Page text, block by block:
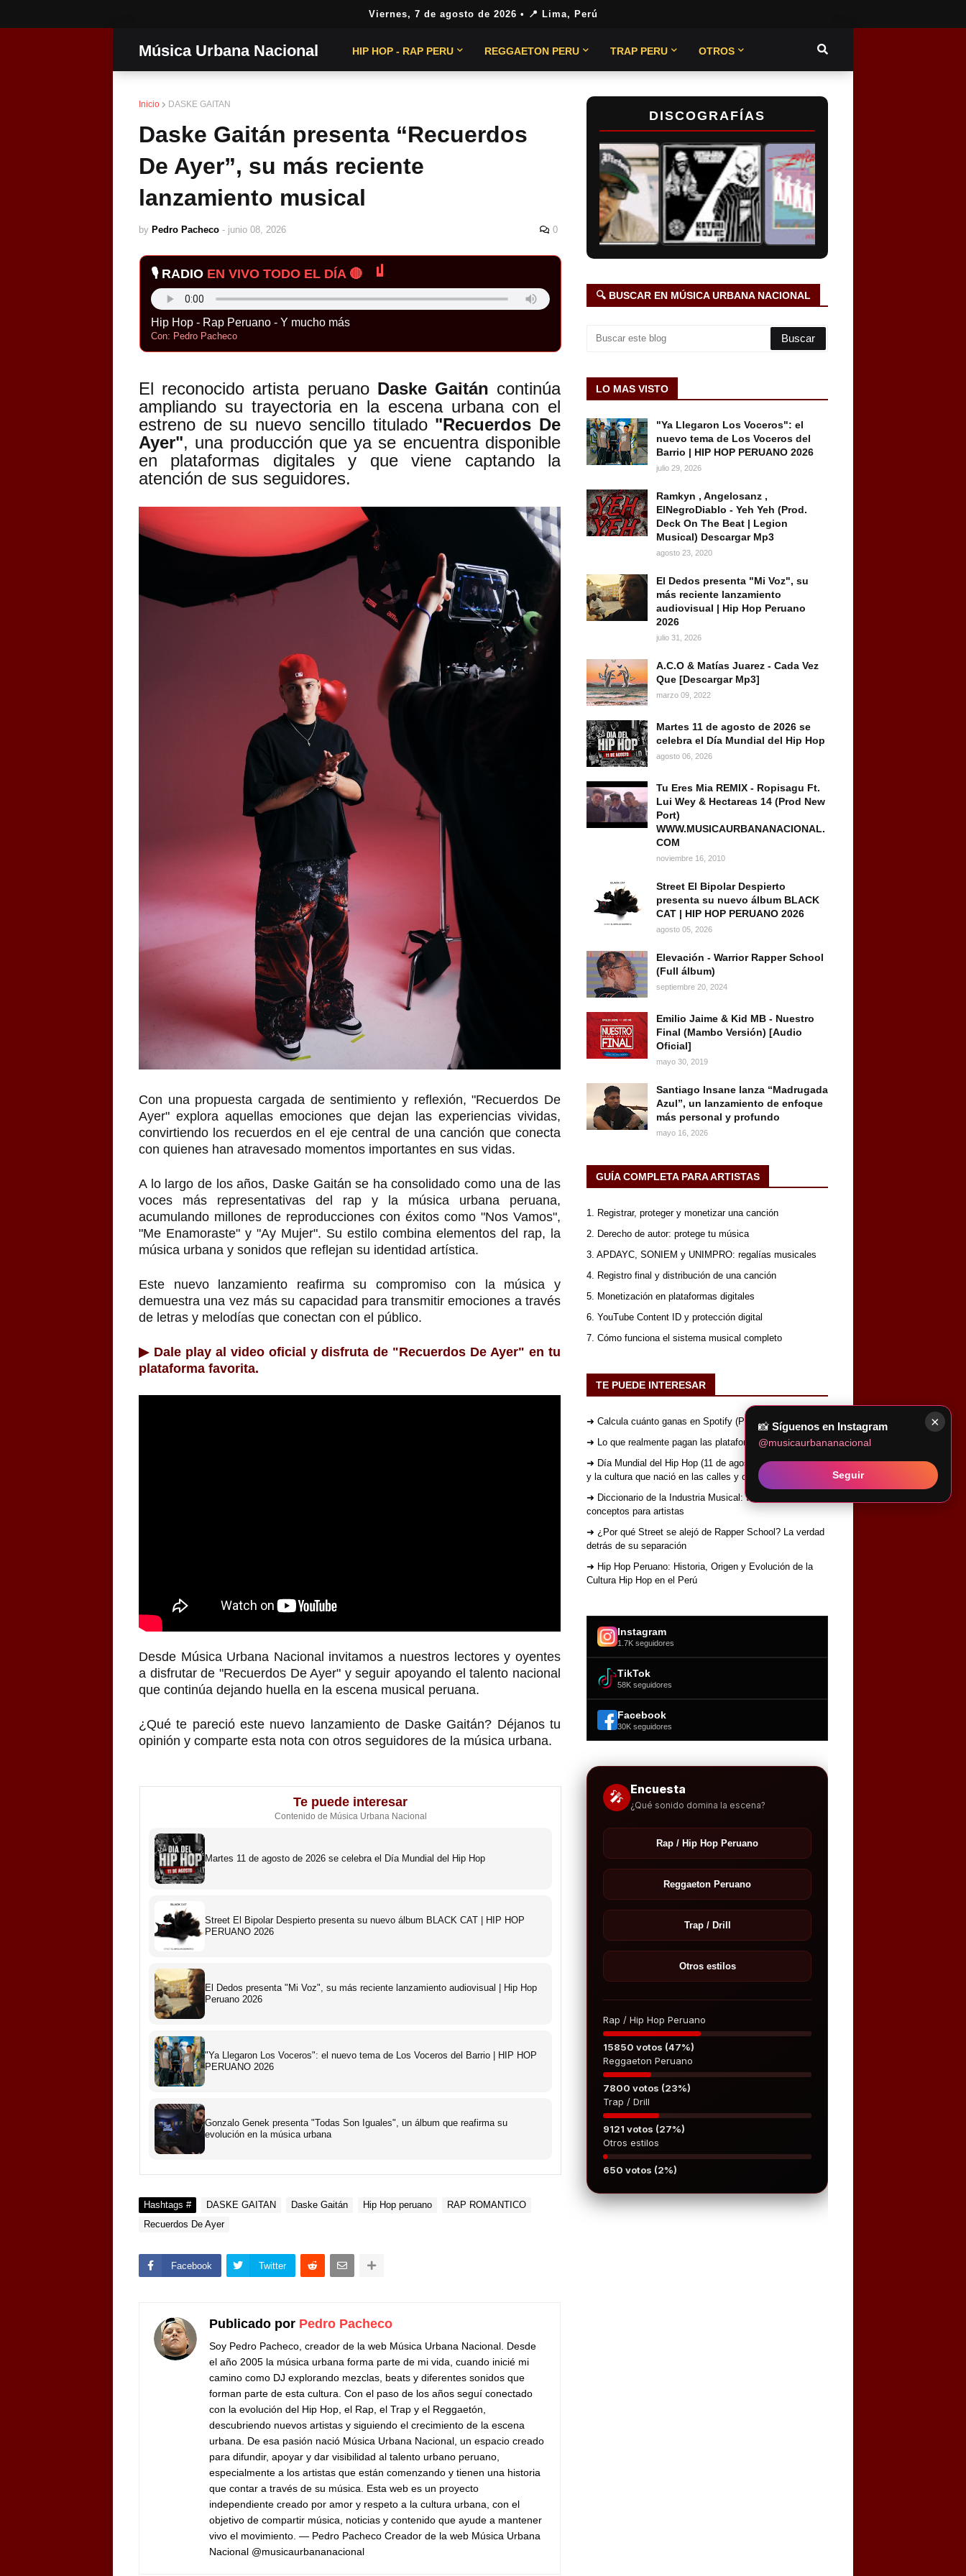
Viernes, 7 de agosto de 2026 • 📍 Lima, Perú
Música Urbana Nacional HIP HOP - RAP PERU REGGAETON PERU TRAP PERU OTROS
Inicio DASKE GAITAN
Daske Gaitán presenta “Recuerdos
De Ayer”, su más reciente
lanzamiento musical
by Pedro Pacheco - junio 08, 2026 0
🎙️ RADIO EN VIVO TODO EL DÍA 🔴
Hip Hop - Rap Peruano - Y mucho más
Con: Pedro Pacheco
El reconocido artista peruano Daske Gaitán continúa
ampliando su trayectoria en la escena urbana con el
estreno de su nuevo sencillo titulado "Recuerdos De
Ayer", una producción que ya se encuentra disponible
en plataformas digitales y que viene captando la
atención de sus seguidores.
Con una propuesta cargada de sentimiento y reflexión, "Recuerdos De
Ayer" explora aquellas emociones que dejan las experiencias vividas,
convirtiendo los recuerdos en el eje central de una canción que conecta
con quienes han atravesado momentos importantes en sus vidas.
A lo largo de los años, Daske Gaitán se ha consolidado como una de las
voces más representativas del rap y la música urbana peruana,
acumulando millones de reproducciones con éxitos como "Nos Vamos",
"Me Enamoraste" y "Ay Mujer". Su estilo combina elementos del rap, la
música urbana y sonidos que reflejan su identidad artística.
Este nuevo lanzamiento reafirma su compromiso con la música y
demuestra una vez más su capacidad para transmitir emociones a través
de letras y melodías que conectan con el público.
▶ Dale play al video oficial y disfruta de "Recuerdos De Ayer" en tu
plataforma favorita.
Desde Música Urbana Nacional invitamos a nuestros lectores y oyentes
a disfrutar de "Recuerdos De Ayer" y seguir apoyando el talento nacional
que continúa dejando huella en la escena musical peruana.
¿Qué te pareció este nuevo lanzamiento de Daske Gaitán? Déjanos tu
opinión y comparte esta nota con otros seguidores de la música urbana.
Te puede interesar
Contenido de Música Urbana Nacional
Martes 11 de agosto de 2026 se celebra el Día Mundial del Hip Hop
Street El Bipolar Despierto presenta su nuevo álbum BLACK CAT | HIP HOP
PERUANO 2026
El Dedos presenta "Mi Voz", su más reciente lanzamiento audiovisual | Hip Hop
Peruano 2026
"Ya Llegaron Los Voceros": el nuevo tema de Los Voceros del Barrio | HIP HOP
PERUANO 2026
Gonzalo Genek presenta "Todas Son Iguales", un álbum que reafirma su
evolución en la música urbana
Hashtags # DASKE GAITAN Daske Gaitán Hip Hop peruano
RAP ROMANTICO
Recuerdos De Ayer
Facebook Twitter
Publicado por Pedro Pacheco
Soy Pedro Pacheco, creador de la web Música Urbana Nacional. Desde
el año 2005 la música urbana forma parte de mi vida, cuando inicié mi
camino como DJ explorando mezclas, beats y diferentes sonidos que
forman parte de esta cultura. Con el paso de los años seguí conectado
con la evolución del Hip Hop, el Rap, el Trap y el Reggaetón,
descubriendo nuevos artistas y siguiendo el crecimiento de la escena
urbana. De esa pasión nació Música Urbana Nacional, un espacio creado
para difundir, apoyar y dar visibilidad al talento urbano peruano,
especialmente a los artistas que están comenzando y tienen una historia
que contar a través de su música. Esta web es un proyecto
independiente creado por amor y respeto a la cultura urbana, con el
objetivo de compartir música, noticias y contenido que ayude a mantener
vivo el movimiento. — Pedro Pacheco Creador de la web Música Urbana
Nacional @musicaurbananacional
DISCOGRAFÍAS
🔍 BUSCAR EN MÚSICA URBANA NACIONAL
LO MAS VISTO
"Ya Llegaron Los Voceros": el
nuevo tema de Los Voceros del
Barrio | HIP HOP PERUANO 2026
julio 29, 2026
Ramkyn , Angelosanz ,
ElNegroDiablo - Yeh Yeh (Prod.
Deck On The Beat | Legion
Musical) Descargar Mp3
agosto 23, 2020
El Dedos presenta "Mi Voz", su
más reciente lanzamiento
audiovisual | Hip Hop Peruano
2026
julio 31, 2026
A.C.O & Matías Juarez - Cada Vez
Que [Descargar Mp3]
marzo 09, 2022
Martes 11 de agosto de 2026 se
celebra el Día Mundial del Hip Hop
agosto 06, 2026
Tu Eres Mia REMIX - Ropisagu Ft.
Lui Wey & Hectareas 14 (Prod New
Port)
WWW.MUSICAURBANANACIONAL.
COM
noviembre 16, 2010
Street El Bipolar Despierto
presenta su nuevo álbum BLACK
CAT | HIP HOP PERUANO 2026
agosto 05, 2026
Elevación - Warrior Rapper School
(Full álbum)
septiembre 20, 2024
Emilio Jaime & Kid MB - Nuestro
Final (Mambo Versión) [Audio
Oficial]
mayo 30, 2019
Santiago Insane lanza “Madrugada
Azul”, un lanzamiento de enfoque
más personal y profundo
mayo 16, 2026
GUÍA COMPLETA PARA ARTISTAS
1. Registrar, proteger y monetizar una canción
2. Derecho de autor: protege tu música
3. APDAYC, SONIEM y UNIMPRO: regalías musicales
4. Registro final y distribución de una canción
5. Monetización en plataformas digitales
6. YouTube Content ID y protección digital
7. Cómo funciona el sistema musical completo
TE PUEDE INTERESAR
➜ Calcula cuánto ganas en Spotify (Perú)
➜ Lo que realmente pagan las plataformas de música
➜ Día Mundial del Hip Hop (11 de agosto): Historia, origen
y la cultura que nació en las calles y conquistó el mundo
➜ Diccionario de la Industria Musical: términos y
conceptos para artistas
➜ ¿Por qué Street se alejó de Rapper School? La verdad
detrás de su separación
➜ Hip Hop Peruano: Historia, Origen y Evolución de la
Cultura Hip Hop en el Perú
Instagram
1.7K seguidores
TikTok
58K seguidores
Facebook
30K seguidores
🎤 Encuesta
¿Qué sonido domina la escena?
Rap / Hip Hop Peruano
Reggaeton Peruano
Trap / Drill
Otros estilos
Rap / Hip Hop Peruano
15850 votos (47%)
Reggaeton Peruano
7800 votos (23%)
Trap / Drill
9121 votos (27%)
Otros estilos
650 votos (2%)
×
📸 Síguenos en Instagram
@musicaurbananacional
Seguir